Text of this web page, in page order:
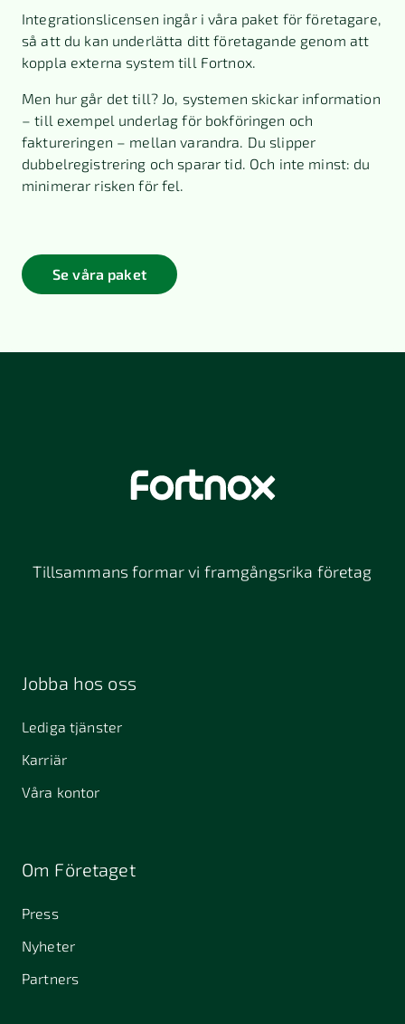
Integrationslicensen ingår i våra paket för företagare,
så att du kan underlätta ditt företagande genom att
koppla externa system till Fortnox.
Men hur går det till? Jo, systemen skickar information
– till exempel underlag för bokföringen och
faktureringen – mellan varandra. Du slipper
dubbelregistrering och sparar tid. Och inte minst: du
minimerar risken för fel.
Se våra paket
Tillsammans formar vi framgångsrika företag
Jobba hos oss
Lediga tjänster
Karriär
Våra kontor
Om Företaget
Press
Nyheter
Partners